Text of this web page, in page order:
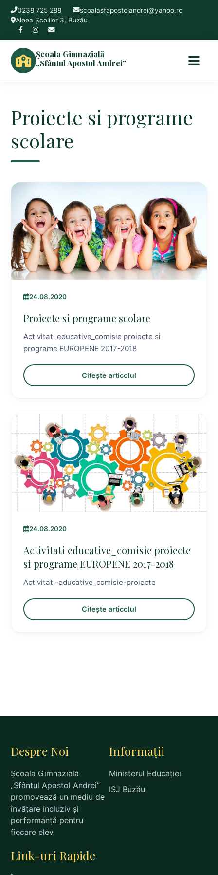
0238 725 288
scoalasfapostolandrei@yahoo.ro
Aleea Școlilor 3, Buzău
Școala Gimnazială
„Sfântul Apostol Andrei”
Proiecte si programe
scolare
24.08.2020
Proiecte si programe scolare
Activitati educative_comisie proiecte si
programe EUROPENE 2017-2018
Citește articolul
24.08.2020
Activitati educative_comisie proiecte
si programe EUROPENE 2017-2018
Activitati-educative_comisie-proiecte
Citește articolul
Despre Noi
Școala Gimnazială
„Sfântul Apostol Andrei”
promovează un mediu de
învățare incluziv și
performanță pentru
fiecare elev.
Informații
Ministerul Educației
ISJ Buzău
Link-uri Rapide